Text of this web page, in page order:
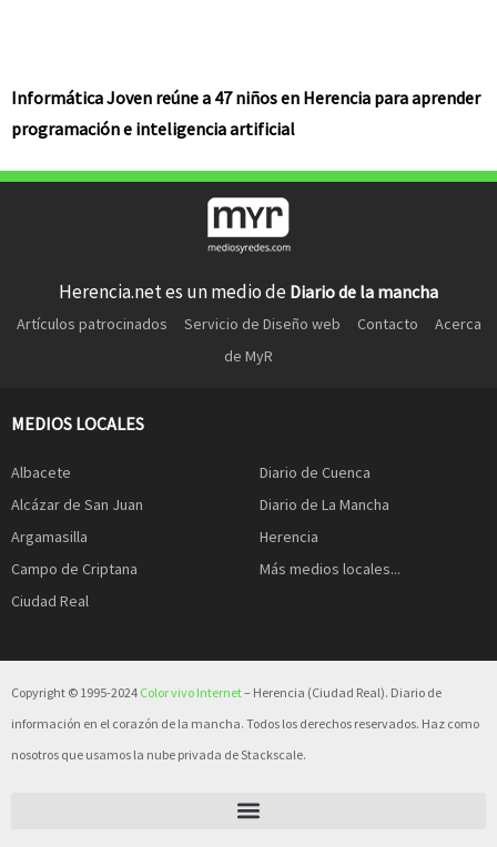
Informática Joven reúne a 47 niños en Herencia para aprender
programación e inteligencia artificial
Herencia.net es un medio de Diario de la mancha
Artículos patrocinados Servicio de Diseño web Contacto
Acerca
de MyR
MEDIOS LOCALES
Albacete
Alcázar de San Juan
Argamasilla
Campo de Criptana
Ciudad Real
Diario de Cuenca
Diario de La Mancha
Herencia
Más medios locales...
Copyright © 1995-2024 Color vivo Internet– Herencia (Ciudad Real). Diario de
información en el corazón de la mancha. Todos los derechos reservados. Haz como
nosotros que usamos la nube privada de Stackscale.